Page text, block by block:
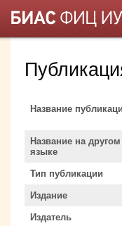
Название
Название на другом
языке
Тип публикации
Издание
Издатель